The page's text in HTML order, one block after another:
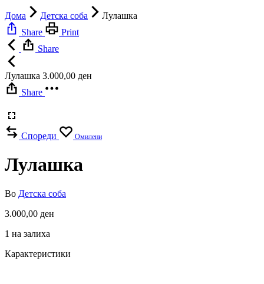
Дома Детска соба
Лулашка
Share
Print
Share
Лулашка 3.000,00 ден
Share
Спореди Омилени
Лулашка
Во Детска соба
3.000,00 ден
1 на залиха
Карактеристики